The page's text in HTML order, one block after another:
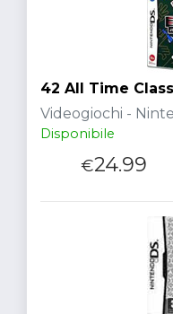
42 All Time
Videogiochi -
Disponibile
€24.99